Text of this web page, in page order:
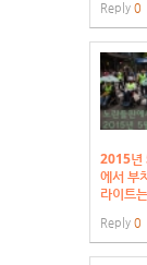
Reply 0
2015년
에서 부
라이트
Reply 0